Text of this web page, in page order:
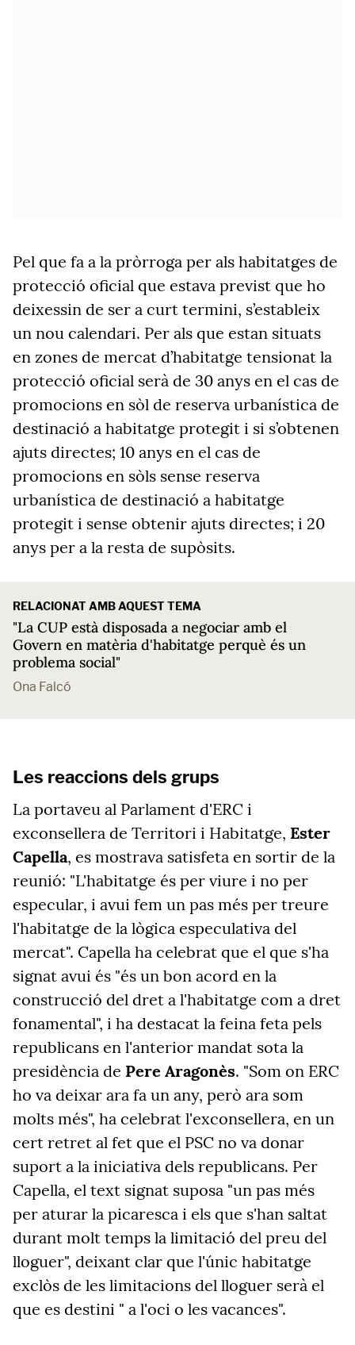
Pel que fa a la pròrroga per als habitatges de
protecció oficial que estava previst que ho
deixessin de ser a curt termini, s’estableix
un nou calendari. Per als que estan situats
en zones de mercat d’habitatge tensionat la
protecció oficial serà de 30 anys en el cas de
promocions en sòl de reserva urbanística de
destinació a habitatge protegit i si s’obtenen
ajuts directes; 10 anys en el cas de
promocions en sòls sense reserva
urbanística de destinació a habitatge
protegit i sense obtenir ajuts directes; i 20
anys per a la resta de supòsits.
RELACIONAT AMB AQUEST TEMA
"La CUP està disposada a negociar amb el
Govern en matèria d'habitatge perquè és un
problema social"
Ona Falcó
Les reaccions dels grups
La portaveu al Parlament d'ERC i
exconsellera de Territori i Habitatge, Ester
Capella, es mostrava satisfeta en sortir de la
reunió: "L'habitatge és per viure i no per
especular, i avui fem un pas més per treure
l'habitatge de la lògica especulativa del
mercat". Capella ha celebrat que el que s'ha
signat avui és "és un bon acord en la
construcció del dret a l'habitatge com a dret
fonamental", i ha destacat la feina feta pels
republicans en l'anterior mandat sota la
presidència de Pere Aragonès. "Som on ERC
ho va deixar ara fa un any, però ara som
molts més", ha celebrat l'exconsellera, en un
cert retret al fet que el PSC no va donar
suport a la iniciativa dels republicans. Per
Capella, el text signat suposa "un pas més
per aturar la picaresca i els que s'han saltat
durant molt temps la limitació del preu del
lloguer", deixant clar que l'únic habitatge
exclòs de les limitacions del lloguer serà el
que es destini " a l'oci o les vacances".